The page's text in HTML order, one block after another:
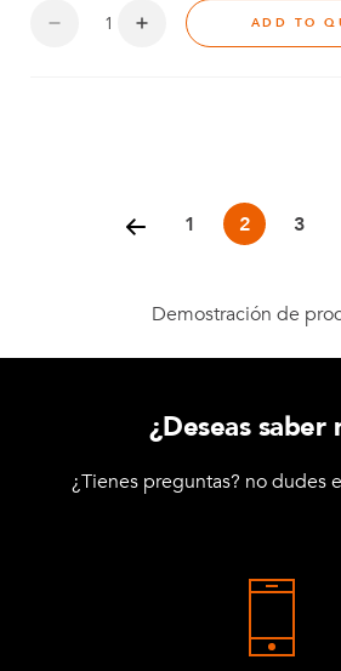
ADD TO
pagination
1 2 3
Demostración de
¿Deseas saber
¿Tienes preguntas? no dudes